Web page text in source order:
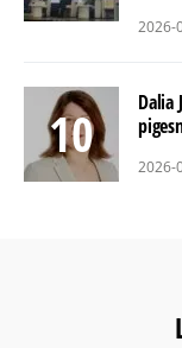
2026-
Dalia
2026-